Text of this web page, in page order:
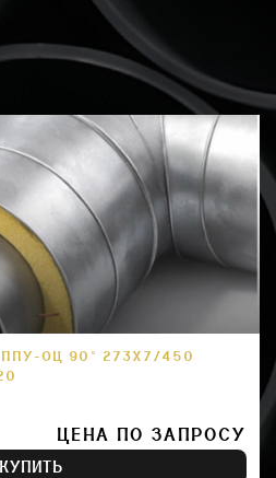
ОЦ 90° 273Х7/450
ЦЕНА ПО ЗАПРОСУ
КУПИТЬ